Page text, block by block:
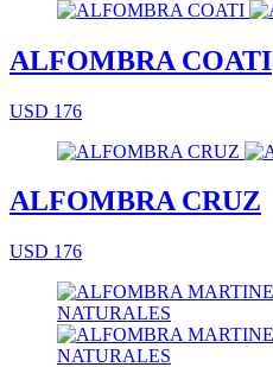
ALFOMBRA COATI
USD 176
ALFOMBRA CRUZ
USD 176